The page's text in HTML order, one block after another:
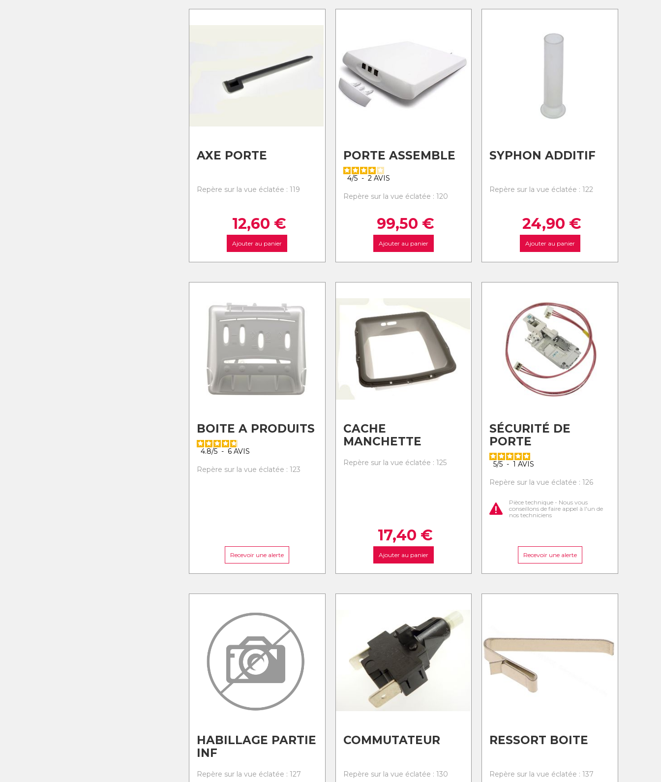
AXE PORTE
Repère sur la vue éclatée : 119
12,60 €
Ajouter au panier
PORTE ASSEMBLE
4/5 - 2 AVIS
Repère sur la vue éclatée : 120
99,50 €
Ajouter au panier
SYPHON ADDITIF
Repère sur la vue éclatée : 122
24,90 €
Ajouter au panier
BOITE A PRODUITS
4.8/5 - 6 AVIS
Repère sur la vue éclatée : 123
Recevoir une alerte
CACHE
MANCHETTE
Repère sur la vue éclatée : 125
17,40 €
Ajouter au panier
SÉCURITÉ DE
PORTE
5/5 - 1AVIS
Repère sur la vue éclatée : 126
Pièce technique - Nous vous
conseillons de faire appel à l'un de
nos techniciens
Recevoir une alerte
HABILLAGE PARTIE
INF
Repère sur la vue éclatée : 127
COMMUTATEUR
Repère sur la vue éclatée : 130
RESSORT BOITE
Repère sur la vue éclatée : 137